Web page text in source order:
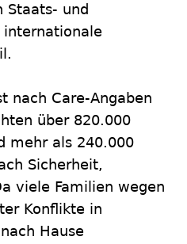
Staats- und
internationale
nach Care-Angaben
über 820.000
mehr als 240.000
Sicherheit,
viele Familien wegen
Konflikte in
Hause